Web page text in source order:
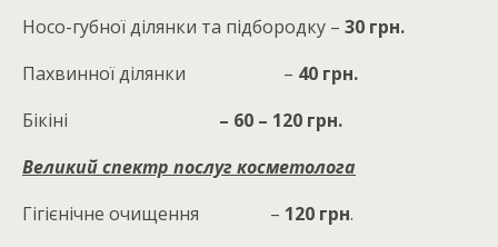
Носо-губної ділянки та підбородку – 30 грн.
Пахвинної ділянки – 40 грн.
Бікіні – 60 – 120 грн.
Великий спектр послуг косметолога
Гігієнічне очищення – 120 грн.